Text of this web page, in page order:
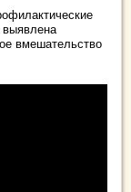
выявлена
вмешательство